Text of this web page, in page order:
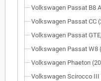
Volkswagen Passat B8
Volkswagen Passat CC
Volkswagen Passat
Volkswagen Passat W8
Volkswagen Phaeton
Volkswagen Scirocco III